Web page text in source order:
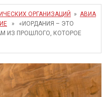
ОРГАНИЗАЦИЙ » АВИА
» «ИОРДАНИЯ – ЭТО
ИЗ ПРОШЛОГО, КОТОРОЕ